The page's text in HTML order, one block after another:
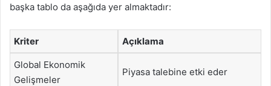
başka tablo da aşağıda yer almaktadır:
Kriter Açıklama
Global Ekonomik
Gelişmeler
Piyasa talebine etki eder